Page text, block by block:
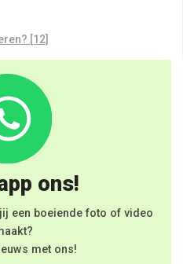
[12]
ons!
een boeiende foto of video
met ons!